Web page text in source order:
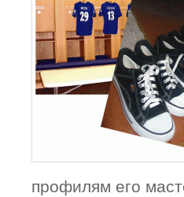
профилям его